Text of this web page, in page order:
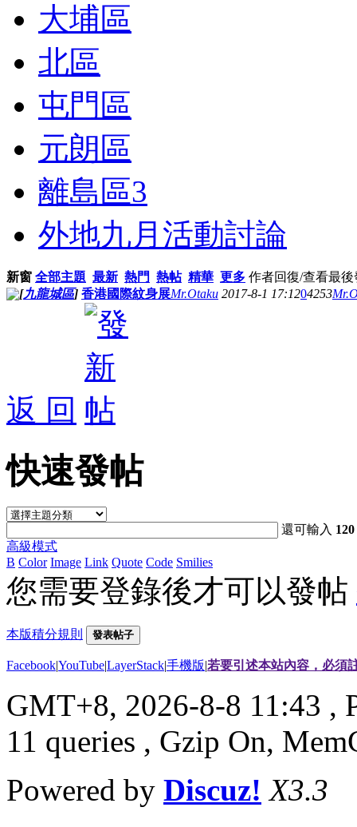
大埔區
北區
屯門區
元朗區
離島區3
外地九月活動討論
新窗 全部主題 最新 熱門 熱帖 精華 更多 作者回復/查看最後
[九龍城區] 香港國際紋身展Mr.Otaku 2017-8-1 17:1204253
返 回
快速發帖
還可輸入 120
高級模式
B Color Image Link Quote Code Smilies
您需要登錄後才可以發帖
本版積分規則 發表帖子
Facebook|YouTube|LayerStack|手機版|若要引述本站內容，必須
GMT+8, 2026-8-8 11:43 ,
11 queries , Gzip On,
Powered by Discuz! X3.3